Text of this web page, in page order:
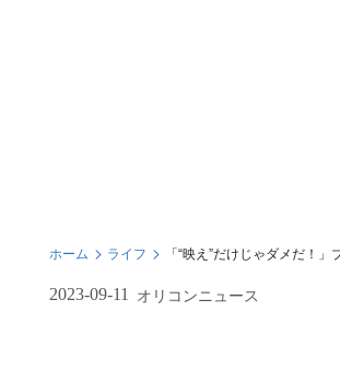
ホーム ライフ 「“映え”だけじゃダメだ！
2023-09-11 オリコンニュース